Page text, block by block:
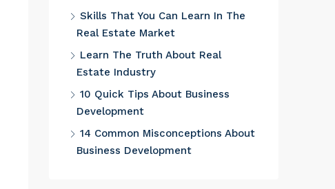
Skills That You Can Learn In The
Real Estate Market
Learn The Truth About Real
Estate Industry
10 Quick Tips About Business
Development
14 Common Misconceptions About
Business Development